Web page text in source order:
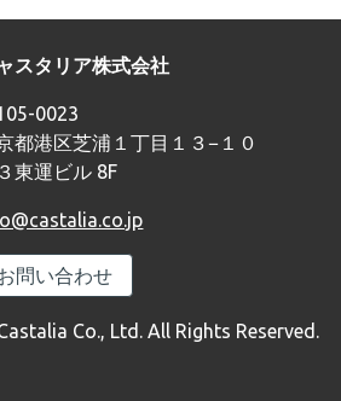
スタリア株式会社
0023
都港区芝浦１丁目１３−１０
東運ビル 8F
問い合わせ
Co., Ltd. All Rights Reserved.